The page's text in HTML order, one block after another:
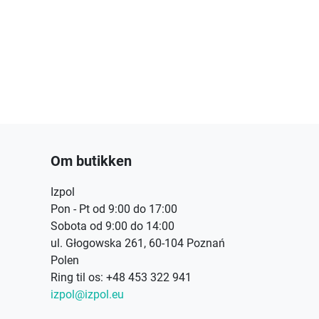
Om butikken
Izpol
Pon - Pt od 9:00 do 17:00
Sobota od 9:00 do 14:00
ul. Głogowska 261, 60-104 Poznań
Polen
Ring til os: +48 453 322 941
izpol@izpol.eu